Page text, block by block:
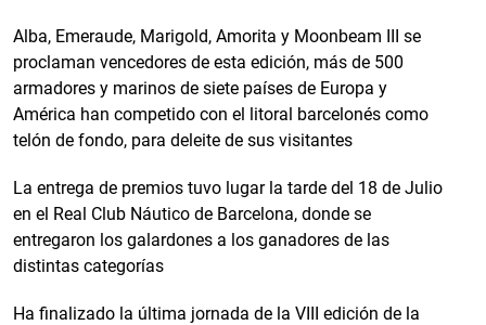
Alba, Emeraude, Marigold, Amorita y Moonbeam III se
proclaman vencedores de esta edición, más de 500
armadores y marinos de siete países de Europa y
América han competido con el litoral barcelonés como
telón de fondo, para deleite de sus visitantes
La entrega de premios tuvo lugar la tarde del 18 de Julio
en el Real Club Náutico de Barcelona, donde se
entregaron los galardones a los ganadores de las
distintas categorías
Ha finalizado la última jornada de la VIII edición de la